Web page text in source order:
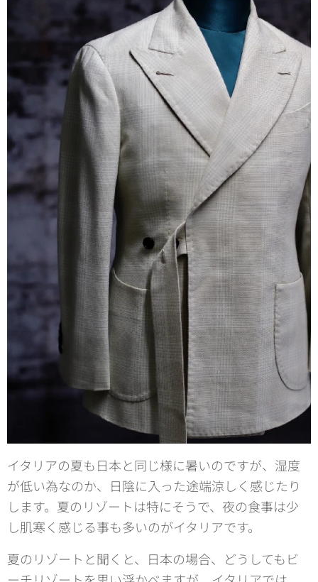
イタリアの夏も日本と同じ様に暑いのですが、湿度
が低い為なのか、日陰に入った途端涼しく感じたり
します。夏のリゾートは特にそうで、夜の食事は少
し肌寒く感じる事も多いのがイタリアです。
夏のリゾートと聞くと、日本の場合、どうしてもビ